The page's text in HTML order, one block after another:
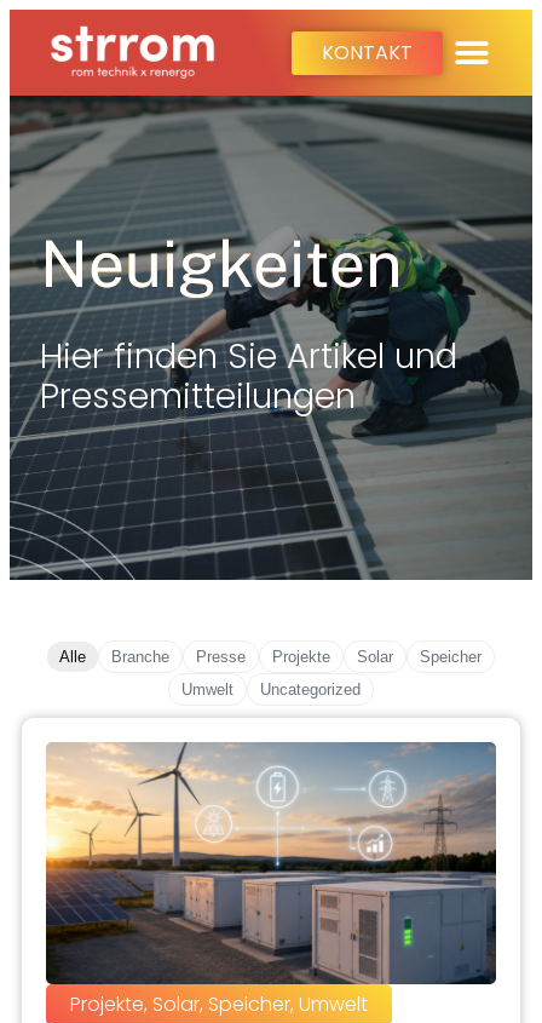
KONTAKT
Neuigkeiten
Hier finden Sie Artikel und
Pressemitteilungen
Branche Presse Projekte Solar
Speicher
Umwelt
Uncategorized
Alle
Projekte, Solar, Speicher, Umwelt